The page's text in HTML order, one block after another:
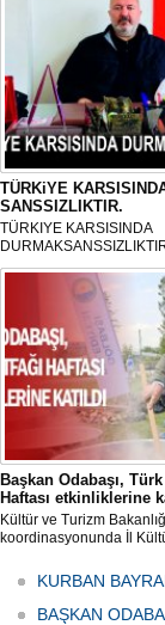
TÜRKiYE
SANSSIZLIKTIR.
TÜRKIYE KARSISINDA
Başkan Odabaşı, Türk
Haftası etkinliklerine
Kültür ve Turizm
koordinasyonunda İl
Haftası" etkinlikleri
ediyor.
KURBAN
BAŞKAN